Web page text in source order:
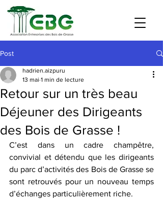
Post
Retour sur un très beau
Déjeuner des Dirigeants
des Bois de Grasse !
hadrien.aizpuru
13 mai 1 min de lecture
C’est dans un cadre champêtre,
convivial et détendu que les dirigeants
du parc d’activités des Bois de Grasse se
sont retrouvés pour un nouveau temps
d’échanges particulièrement riche.